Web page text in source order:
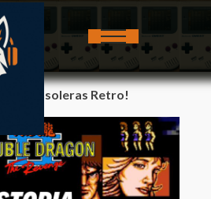
Y Consoleras Retro!